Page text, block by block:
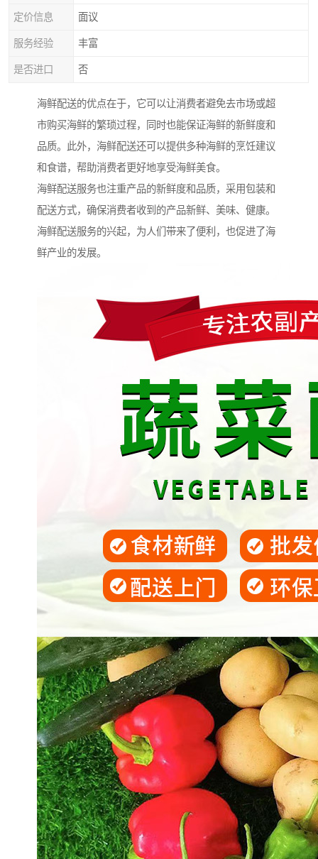
定价信息 面议
服务经验 丰富
是否进口 否
海鲜配送的优点在于，它可以让消费者避免去市场或超
市购买海鲜的繁琐过程，同时也能保证海鲜的新鲜度和
品质。此外，海鲜配送还可以提供多种海鲜的烹饪建议
和食谱，帮助消费者更好地享受海鲜美食。
海鲜配送服务也注重产品的新鲜度和品质，采用包装和
配送方式，确保消费者收到的产品新鲜、美味、健康。
海鲜配送服务的兴起，为人们带来了便利，也促进了海
鲜产业的发展。